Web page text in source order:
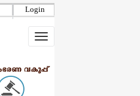
Login
Toggle
navigation